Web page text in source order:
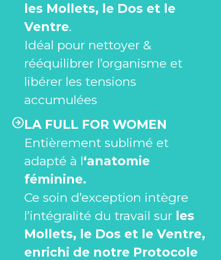
les Mollets, le Dos et le
Ventre.
Idéal pour nettoyer &
rééquilibrer l’organisme et
libérer les tensions
accumulées
LA FULL FOR WOMEN
Entièrement sublimé et
adapté à l‘anatomie
féminine.
Ce soin d’exception intègre
l’intégralité du travail sur les
Mollets, le Dos et le Ventre,
enrichi de notre Protocole